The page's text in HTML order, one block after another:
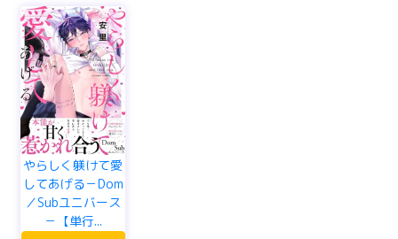
やらしく躾けて愛
してあげる－Dom
／Subユニバース
－【単行...